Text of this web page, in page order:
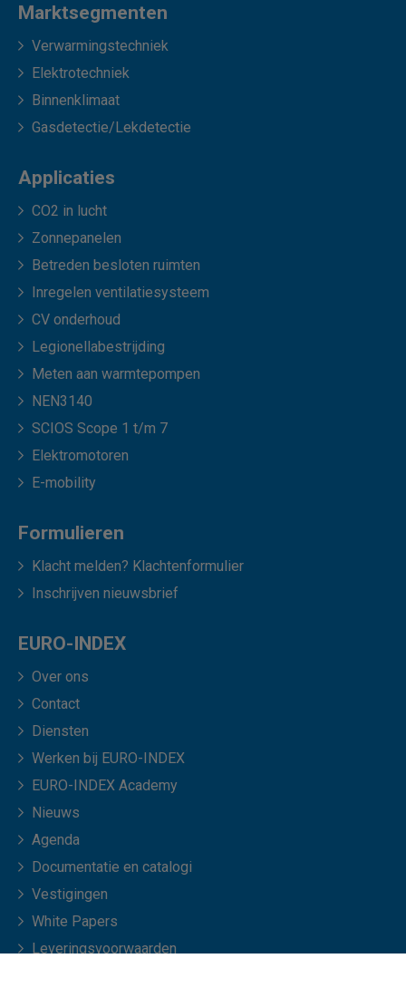
Marktsegmenten
Verwarmingstechniek
Elektrotechniek
Binnenklimaat
Gasdetectie/Lekdetectie
Applicaties
CO2 in lucht
Zonnepanelen
Betreden besloten ruimten
Inregelen ventilatiesysteem
CV onderhoud
Legionellabestrijding
Meten aan warmtepompen
NEN3140
SCIOS Scope 1 t/m 7
Elektromotoren
E-mobility
Formulieren
Klacht melden? Klachtenformulier
Inschrijven nieuwsbrief
EURO-INDEX
Over ons
Contact
Diensten
Werken bij EURO-INDEX
EURO-INDEX Academy
Nieuws
Agenda
Documentatie en catalogi
Vestigingen
White Papers
Leveringsvoorwaarden